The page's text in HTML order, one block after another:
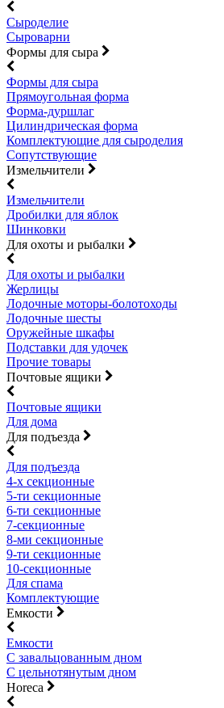
Сыроделие
Сыроварни
Формы для сыра
Формы для сыра
Прямоугольная форма
Форма-дуршлаг
Цилиндрическая форма
Комплектующие для сыроделия
Сопутствующие
Измельчители
Измельчители
Дробилки для яблок
Шинковки
Для охоты и рыбалки
Для охоты и рыбалки
Жерлицы
Лодочные моторы-болотоходы
Лодочные шесты
Оружейные шкафы
Подставки для удочек
Прочие товары
Почтовые ящики
Почтовые ящики
Для дома
Для подъезда
Для подъезда
4-х секционные
5-ти секционные
6-ти секционные
7-секционные
8-ми секционные
9-ти секционные
10-секционные
Для спама
Комплектующие
Емкости
Емкости
С завальцованным дном
С цельнотянутым дном
Horeca